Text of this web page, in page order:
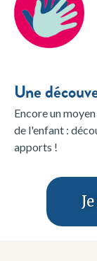
Une
Encore un
de l'enfant :
apports !